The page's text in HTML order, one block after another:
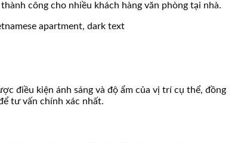
công cho nhiều khách hàng văn phòng tại nhà.
điều kiện ánh sáng và độ ẩm của vị trí cụ thể, đồng
tư vấn chính xác nhất.